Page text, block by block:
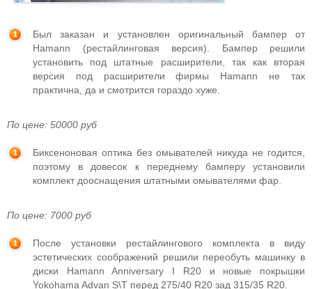
Был заказан и установлен оригинальный бампер от
Hamann (рестайлинговая версия). Бампер решили
установить под штатные расширители, так как вторая
версия под расширители фирмы Hamann не так
практична, да и смотрится гораздо хуже.
По цене: 50000 руб
Биксеноновая оптика без омывателей никуда не годится,
поэтому в довесок к переднему бамперу установили
комплект дооснащения штатными омывателями фар.
По цене: 7000 руб
После установки рестайлингового комплекта в виду
эстетических соображений решили переобуть машинку в
диски Hamann Anniversary I R20 и новые покрышки
Yokohama Advan S\T перед 275/40 R20 зад 315/35 R20.